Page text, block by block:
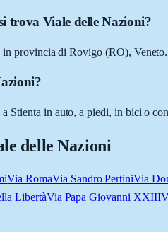
trova Viale delle Nazioni?
provincia di Rovigo (RO), Veneto.
Stienta in auto, a piedi, in bici o
delle Nazioni
Via RomaVia Sandro PertiniVia
LibertàVia Papa Giovanni XXIII